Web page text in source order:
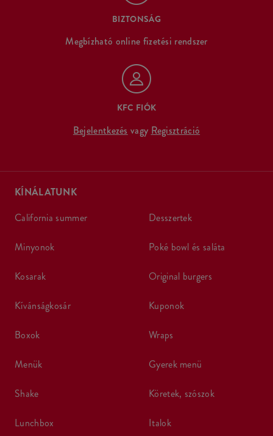
BIZTONSÁG
Megbízható online fizetési rendszer
KFC FIÓK
Bejelentkezés vagy Regisztráció
KÍNÁLATUNK
california summer
minyonok
kosarak
kívánságkosár
boxok
menük
shake
lunchbox
desszertek
poké bowl és saláta
original burgers
kuponok
wraps
gyerek menü
köretek, szószok
italok